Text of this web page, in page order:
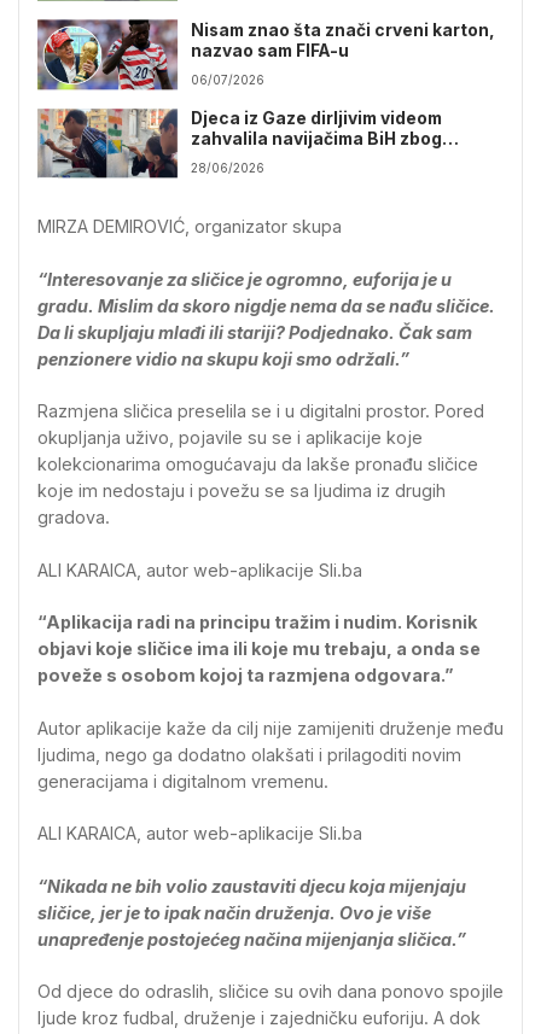
Nisam znao šta znači crveni karton,
nazvao sam FIFA-u
06/07/2026
Djeca iz Gaze dirljivim videom
zahvalila navijačima BiH zbog
podrške na Mundijalu
28/06/2026
MIRZA DEMIROVIĆ, organizator skupa
“Interesovanje za sličice je ogromno, euforija je u
gradu. Mislim da skoro nigdje nema da se nađu sličice.
Da li skupljaju mlađi ili stariji? Podjednako. Čak sam
penzionere vidio na skupu koji smo održali.”
Razmjena sličica preselila se i u digitalni prostor. Pored
okupljanja uživo, pojavile su se i aplikacije koje
kolekcionarima omogućavaju da lakše pronađu sličice
koje im nedostaju i povežu se sa ljudima iz drugih
gradova.
ALI KARAICA, autor web-aplikacije Sli.ba
“Aplikacija radi na principu tražim i nudim. Korisnik
objavi koje sličice ima ili koje mu trebaju, a onda se
poveže s osobom kojoj ta razmjena odgovara.”
Autor aplikacije kaže da cilj nije zamijeniti druženje među
ljudima, nego ga dodatno olakšati i prilagoditi novim
generacijama i digitalnom vremenu.
ALI KARAICA, autor web-aplikacije Sli.ba
“Nikada ne bih volio zaustaviti djecu koja mijenjaju
sličice, jer je to ipak način druženja. Ovo je više
unapređenje postojećeg načina mijenjanja sličica.”
Od djece do odraslih, sličice su ovih dana ponovo spojile
ljude kroz fudbal, druženje i zajedničku euforiju. A dok